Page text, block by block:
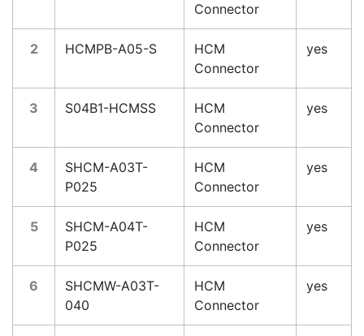
Connector
2 HCMPB-A05-S
HCM
Connector
yes
3 S04B1-HCMSS
HCM
Connector
yes
4
SHCM-A03T-
P025
HCM
Connector
yes
5
SHCM-A04T-
P025
HCM
Connector
yes
6
SHCMW-A03T-
040
HCM
Connector
yes